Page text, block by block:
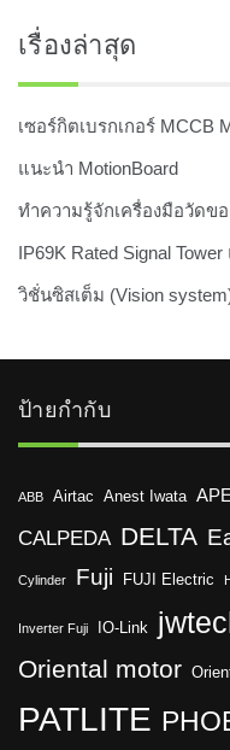
เรื่องล่าสุด
เซอร์กิตเบรกเกอร์ MCCB
แนะนำ MotionBoard
ทำความรู้จักเครื่องมือวัดข
IP69K Rated Signal
วิชั่นซิสเต็ม (Vision
ป้ายกำกับ
ABB Airtac Anest Iwata
CALPEDA DELTA
Cylinder Fuji FUJI Electric
Inverter Fuji IO-Link
Oriental motor
PATLITE